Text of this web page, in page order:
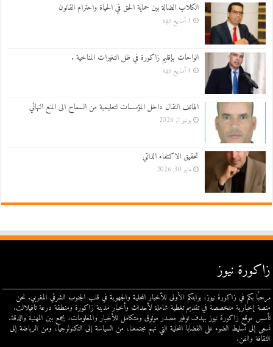
الكلاب الضالة بين حماية الحق في الحياة واحترام القانون
3 أسابيع ago
الواحات بإقليم زاكورة في ظل التغيرات المناخية .
4 أسابيع ago
الهاتف النقال داخل المؤسسات لتعليمية من السماح الى المنع النهائي
يونيو 7, 2026
تحقيق الاكتفاء الذاتي
مايو 30, 2026
زاكورة نيوز
مرحبًا بكم في زاكورة نيوز، بوابتكم الأولى للأخبار المحلية والجهوية في قلب الجنوب الشرقي المغربي. نحن
منصة إخبارية متخصصة في تقديم تغطية شاملة لأحداث وأخبار مدينة زاكورة ومنطقة درعة تافيلالت.
تأسس موقع زاكورة نيوز بهدف توفير مصدر موثوق ومتكامل للأخبار والمعلومات، يجمع بين المهنية والدقة.
نسعى إلى تسليط الضوء على القضايا المحلية التي تهم مجتمعنا، من السياسة إلى التكنولوجيا، ومن الرياضة إلى
الثقافة والفن.